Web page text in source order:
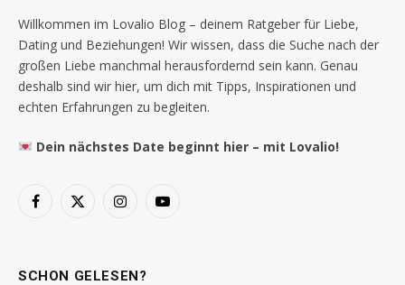
Willkommen im Lovalio Blog – deinem Ratgeber für Liebe,
Dating und Beziehungen! Wir wissen, dass die Suche nach der
großen Liebe manchmal herausfordernd sein kann. Genau
deshalb sind wir hier, um dich mit Tipps, Inspirationen und
echten Erfahrungen zu begleiten.
Dein nächstes Date beginnt hier – mit Lovalio!
Facebook
X
InstagramYouTube
SCHON GELESEN?